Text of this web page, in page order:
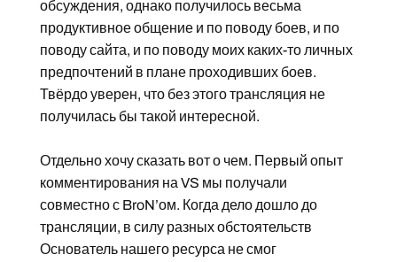
обсуждения, однако получилось весьма
продуктивное общение и по поводу боев, и по
поводу сайта, и по поводу моих каких-то личных
предпочтений в плане проходивших боев.
Твёрдо уверен, что без этого трансляция не
получилась бы такой интересной.
Отдельно хочу сказать вот о чем. Первый опыт
комментирования на VS мы получали
совместно с BroN’ом. Когда дело дошло до
трансляции, в силу разных обстоятельств
Основатель нашего ресурса не смог